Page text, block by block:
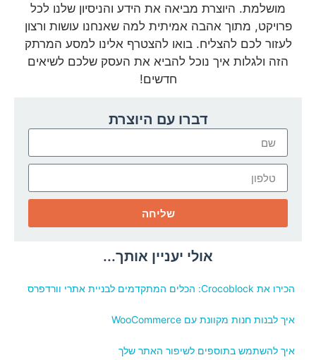
מושלמת. היוצרת מביאה את הידע והניסיון שלנו לכל
פרויקט, מתוך אהבה אמיתית למה שאנחנו עושות ורצון
לעזור לכם להצליח. בואו להצטרף אלינו למסע המרתק
הזה ולגלות איך נוכל להביא את העסק שלכם לשיאים
חדשים!
דברו עם היוצרת
שליחה
אולי יעניין אותך...
הכירו את Crocoblock: הכלים המתקדמים לבניית אתרי וורדפרס
איך לבנות חנות מקוונת עם WooCommerce
איך להשתמש בתוספים לשיפור האתר שלך